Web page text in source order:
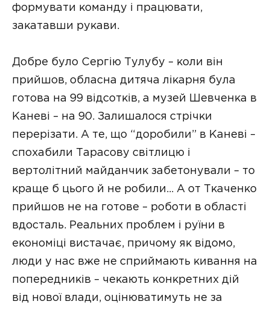
формувати команду і працювати,
закатавши рукави.
Добре було Сергію Тулубу – коли він
прийшов, обласна дитяча лікарня була
готова на 99 відсотків, а музей Шевченка в
Каневі – на 90. Залишалося стрічки
перерізати. А те, що “доробили” в Каневі –
спохабили Тарасову світлицю і
вертолітний майданчик забетонували – то
краще б цього й не робили… А от Ткаченко
прийшов не на готове – роботи в області
вдосталь. Реальних проблем і руїни в
економіці вистачає, причому як відомо,
люди у нас вже не сприймають кивання на
попередників – чекають конкретних дій
від нової влади, оцінюватимуть не за